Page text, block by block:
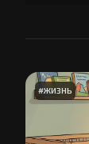
#ЖИЗНЬ